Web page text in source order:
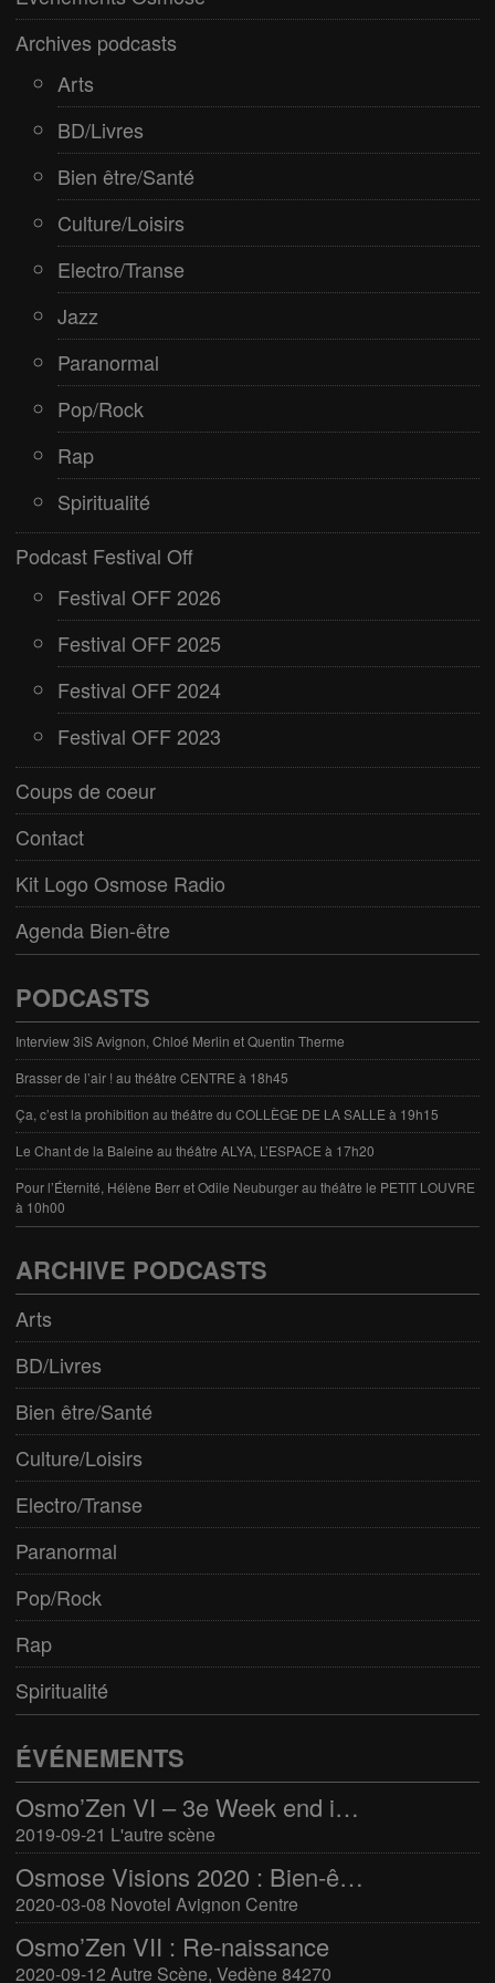
Rap
Spiritualité
Archives podcasts
Arts
BD/Livres
Bien être/Santé
Culture/Loisirs
Electro/Transe
Jazz
Paranormal
Pop/Rock
Rap
Spiritualité
Podcast Festival Off
Festival OFF 2026
Festival OFF 2025
Festival OFF 2024
Festival OFF 2023
Coups de coeur
Contact
Kit Logo Osmose Radio
Agenda Bien-être
PODCASTS
Interview 3iS Avignon, Chloé Merlin et Quentin Therme
Brasser de l’air ! au théâtre CENTRE à 18h45
Ça, c’est la prohibition au théâtre du COLLÈGE DE LA SALLE à 19h15
Le Chant de la Baleine au théâtre ALYA, L’ESPACE à 17h20
Pour l’Éternité, Hélène Berr et Odile Neuburger au théâtre le PETIT LOUVRE
à 10h00
ARCHIVE PODCASTS
Arts
BD/Livres
Bien être/Santé
Culture/Loisirs
Electro/Transe
Paranormal
Pop/Rock
Rap
Spiritualité
ÉVÉNEMENTS
Osmo’Zen VI – 3e Week end international du bien-être
2019-09-21 L'autre scène
Osmose Visions 2020 : Bien-être et arts divinatoires
2020-03-08 Novotel Avignon Centre
Osmo’Zen VII : Re-naissance
2020-09-12 Autre Scène, Vedène 84270